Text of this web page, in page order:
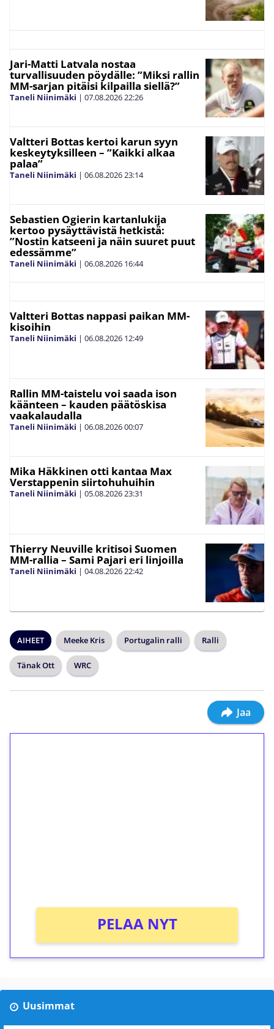
Jari-Matti Latvala nostaa
turvallisuuden pöydälle: ”Miksi rallin
MM-sarjan pitäisi kilpailla siellä?”
Taneli Niinimäki | 07.08.202622:26
Valtteri Bottas kertoi karun syyn
keskeytyksilleen – ”Kaikki alkaa
palaa”
Taneli Niinimäki | 06.08.202623:14
Sebastien Ogierin kartanlukija
kertoo pysäyttävistä hetkistä:
”Nostin katseeni ja näin suuret puut
edessämme”
Taneli Niinimäki | 06.08.2026 16:44
Valtteri Bottas nappasi paikan MM-
kisoihin
Taneli Niinimäki | 06.08.2026 12:49
Rallin MM-taistelu voi saada ison
käänteen – kauden päätöskisa
vaakalaudalla
Taneli Niinimäki | 06.08.202600:07
Mika Häkkinen otti kantaa Max
Verstappenin siirtohuhuihin
Taneli Niinimäki | 05.08.202623:31
Thierry Neuville kritisoi Suomen
MM-rallia – Sami Pajari eri linjoilla
Taneli Niinimäki | 04.08.202622:42
AIHEET Meeke Kris Portugalin ralli Ralli
Tänak Ott WRC
Jaa
PELAA NYT
Uusimmat